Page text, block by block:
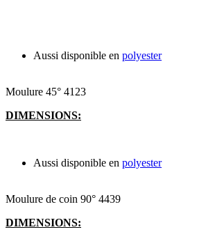
Aussi disponible en polyester
Moulure 45° 4123
DIMENSIONS:
Aussi disponible en polyester
Moulure de coin 90° 4439
DIMENSIONS: